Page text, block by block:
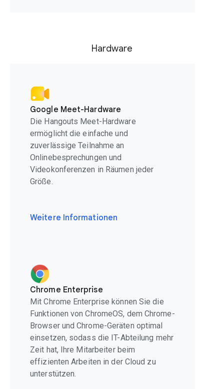
Hardware
Google Meet-Hardware
Die Hangouts Meet-Hardware
ermöglicht die einfache und
zuverlässige Teilnahme an
Onlinebesprechungen und
Videokonferenzen in Räumen jeder
Größe.
Weitere Informationen
Chrome Enterprise
Mit Chrome Enterprise können Sie die
Funktionen von ChromeOS, dem Chrome-
Browser und Chrome-Geräten optimal
einsetzen, sodass die IT-Abteilung mehr
Zeit hat, Ihre Mitarbeiter beim
effizienten Arbeiten in der Cloud zu
unterstützen.